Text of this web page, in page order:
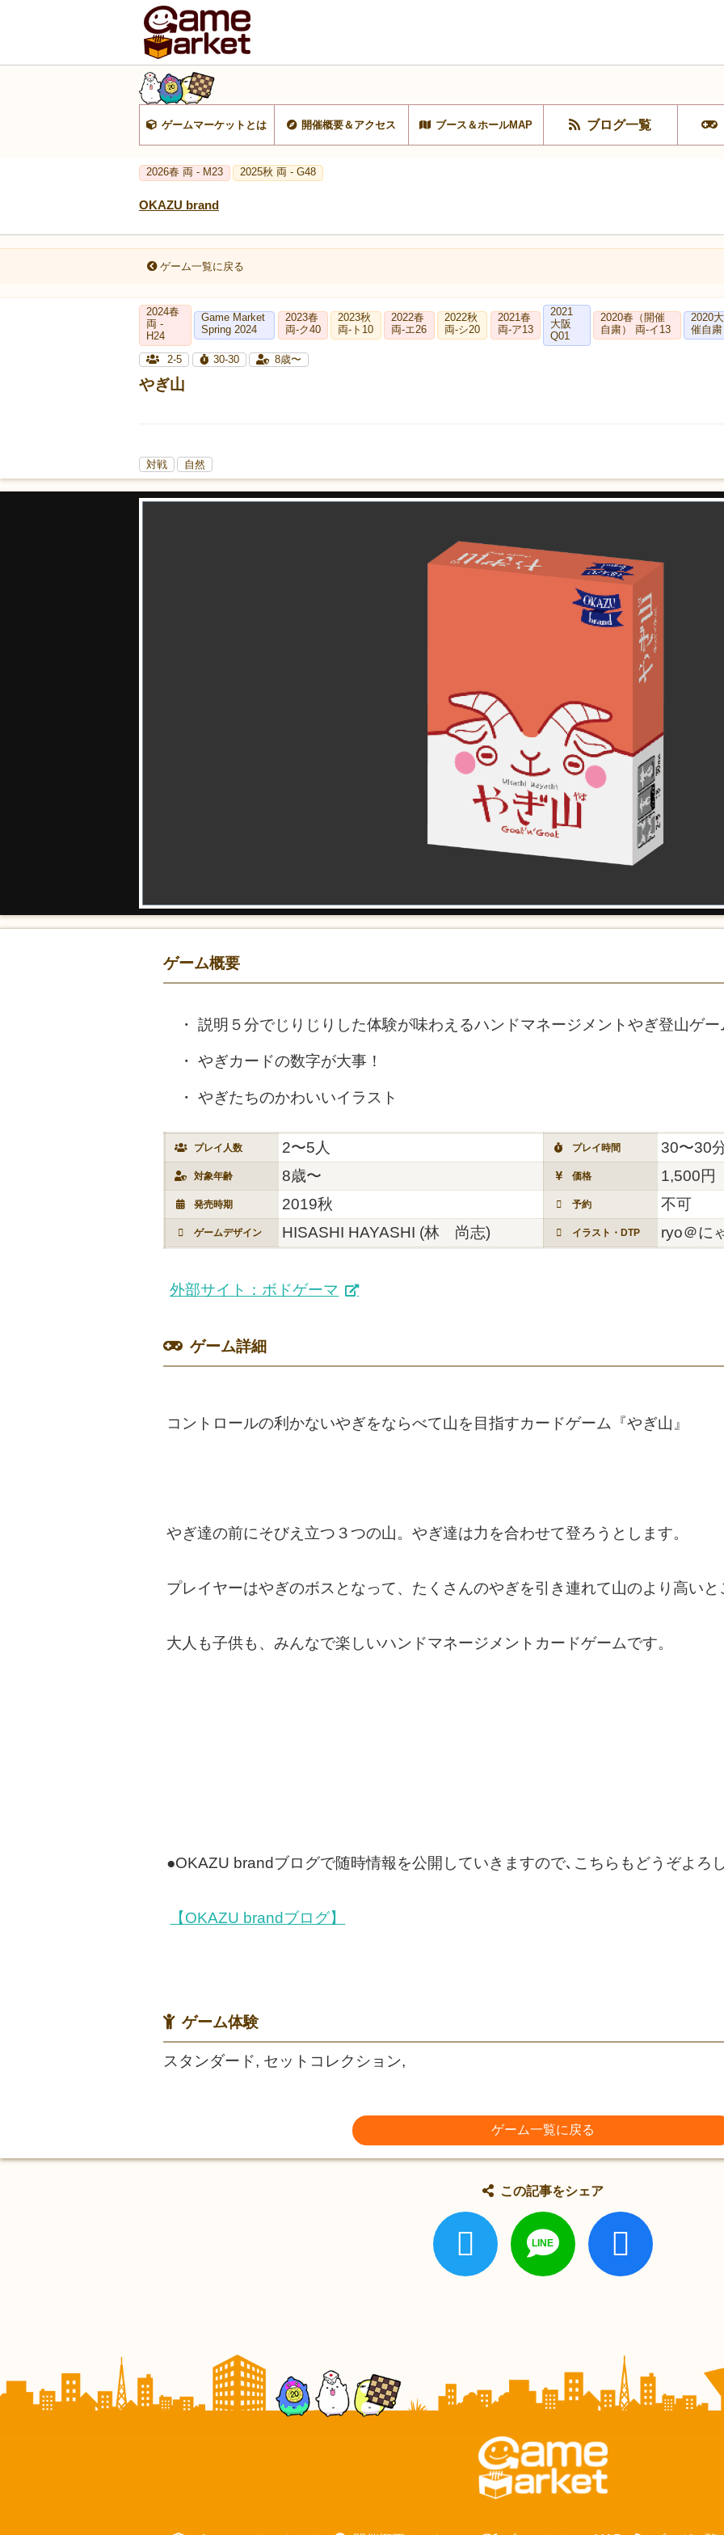
ゲームマーケットとは 開催概要＆アクセス ブース＆ホールMAP ブログ一覧
2026春 両 - M23 2025秋 両 - G48
OKAZU brand
ゲーム一覧に戻る
2024春
両 -
H24
Game Market
Spring 2024
2023春
両‐ク40
2023秋
両-ト10
2022春
両-エ26
2022秋
両-シ20
2021春
両-ア13
2021
大阪
Q01
2020春（開催
自粛） 両-イ13
2020
催自
2-5 30-30 8歳〜
やぎ山
対戦 自然
ゲーム概要
説明５分でじりじりした体験が味わえるハンドマネージメントやぎ登山ゲー
やぎカードの数字が大事！
やぎたちのかわいいイラスト
プレイ人数 2〜5人 プレイ時間 30〜30
対象年齢 8歳〜 価格 1,500円
発売時期 2019秋 予約 不可
ゲームデザイン HISASHI HAYASHI (林 尚志) イラスト・DTP ryo＠に
外部サイト：ボドゲーマ
ゲーム詳細
コントロールの利かないやぎをならべて山を目指すカードゲーム『やぎ山』
やぎ達の前にそびえ立つ３つの山。やぎ達は力を合わせて登ろうとします。
プレイヤーはやぎのボスとなって、たくさんのやぎを引き連れて山のより高い
大人も子供も、みんなで楽しいハンドマネージメントカードゲームです。
●OKAZU brandブログで随時情報を公開していきますので､こちらもどうぞよろ
【OKAZU brandブログ】
ゲーム体験
スタンダード, セットコレクション,
ゲーム一覧に戻る
この記事をシェア